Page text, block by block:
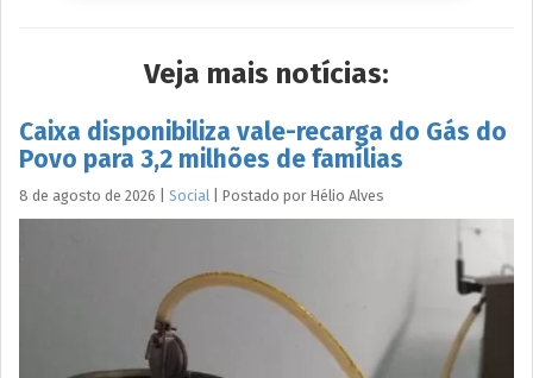
Veja mais notícias:
Caixa disponibiliza vale-recarga do Gás do
Povo para 3,2 milhões de famílias
8 de agosto de 2026 Social Postado por Hélio Alves